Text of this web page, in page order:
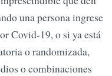
una persona ingrese
Covid-19, o si ya está
o randomizada,
o combinaciones